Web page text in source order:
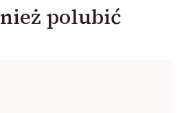
polubić